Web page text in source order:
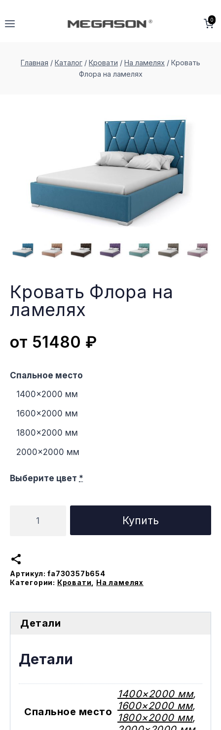
0
Главная / Каталог / Кровати / На ламелях / Кровать
Флора на ламеляx
Кровать Флора на
ламеляx
от 51480 ₽
Спальное место
1400×2000 мм
1600×2000 мм
1800×2000 мм
2000×2000 мм
Выберите цвет *
товара
Флора
на
ламеляx
Купить
Артикул:fa730357b654
Категории: Кровати На ламелях
Детали
Детали
Спальное место
1400×2000 мм,
1600×2000 мм,
1800×2000 мм,